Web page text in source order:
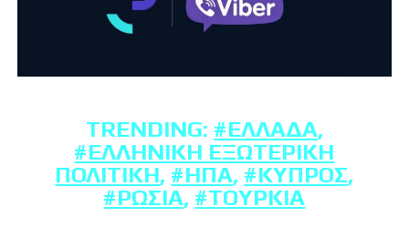
TRENDING: #ΕΛΛΆΔΑ,
#ΕΛΛΗΝΙΚΉ ΕΞΩΤΕΡΙΚΉ
ΠΟΛΙΤΙΚΉ, #ΗΠΑ, #ΚΎΠΡΟΣ,
#ΡΩΣΊΑ, #ΤΟΥΡΚΊΑ